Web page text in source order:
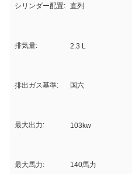
シリンダー配置: 直列
排気量: 2.3 L
排出ガス基準: 国六
最大出力: 103kw
最大馬力: 140馬力